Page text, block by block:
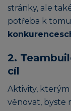
stránky, ale
potřeba k
2.
cíl
Aktivity,
věnovat, byste